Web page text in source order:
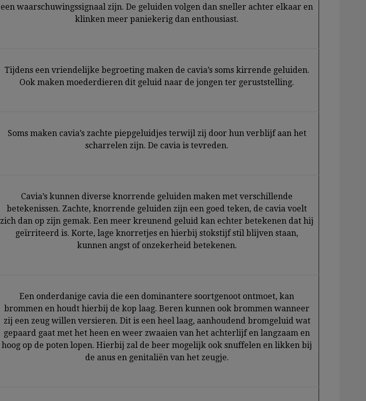
een waarschuwingssignaal zijn. De geluiden volgen dan sneller achter elkaar en
klinken meer paniekerig dan enthousiast.
Tijdens een vriendelijke begroeting maken de cavia’s soms kirrende geluiden.
Ook maken moederdieren dit geluid naar de jongen ter geruststelling.
Soms maken cavia’s zachte piepgeluidjes terwijl zij door hun verblijf aan het
scharrelen zijn. De cavia is tevreden.
Cavia’s kunnen diverse knorrende geluiden maken met verschillende
betekenissen. Zachte, knorrende geluiden zijn een goed teken, de cavia voelt
zich dan op zijn gemak. Een meer kreunend geluid kan echter betekenen dat hij
geïrriteerd is. Korte, lage knorretjes en hierbij stokstijf stil blijven staan,
kunnen angst of onzekerheid betekenen.
Een onderdanige cavia die een dominantere soortgenoot ontmoet, kan
brommen en houdt hierbij de kop laag. Beren kunnen ook brommen wanneer
zij een zeug willen versieren. Dit is een heel laag, aanhoudend bromgeluid wat
gepaard gaat met het heen en weer zwaaien van het achterlijf en langzaam en
hoog op de poten lopen. Hierbij zal de beer mogelijk ook snuffelen en likken bij
de anus en genitaliën van het zeugje.